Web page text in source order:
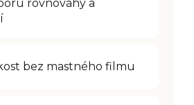
rovnováhy a
bez mastného filmu